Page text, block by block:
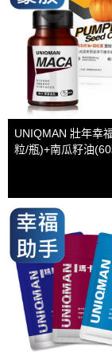
UNIQMAN 壯年幸
粒/瓶)+南瓜籽油